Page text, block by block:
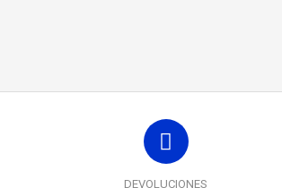
DEVOLUCIONES